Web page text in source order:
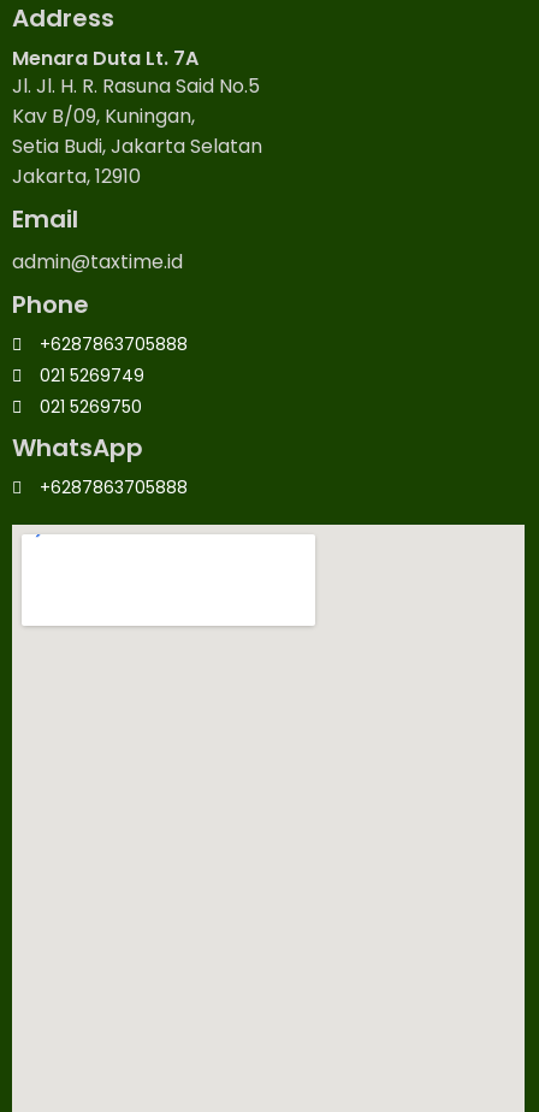
Address
Menara Duta Lt. 7A
Jl. Jl. H. R. Rasuna Said No.5
Kav B/09, Kuningan,
Setia Budi, Jakarta Selatan
Jakarta, 12910
Email
admin@taxtime.id
Phone
+6287863705888
021 5269749
021 5269750
WhatsApp
+6287863705888